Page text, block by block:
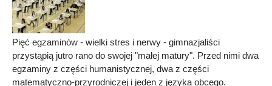
Pięć egzaminów - wielki stres i nerwy - gimnazjaliści
przystąpią jutro rano do swojej "małej matury". Przed nimi dwa
egzaminy z części humanistycznej, dwa z części
matematyczno-przyrodniczej i jeden z języka obcego.